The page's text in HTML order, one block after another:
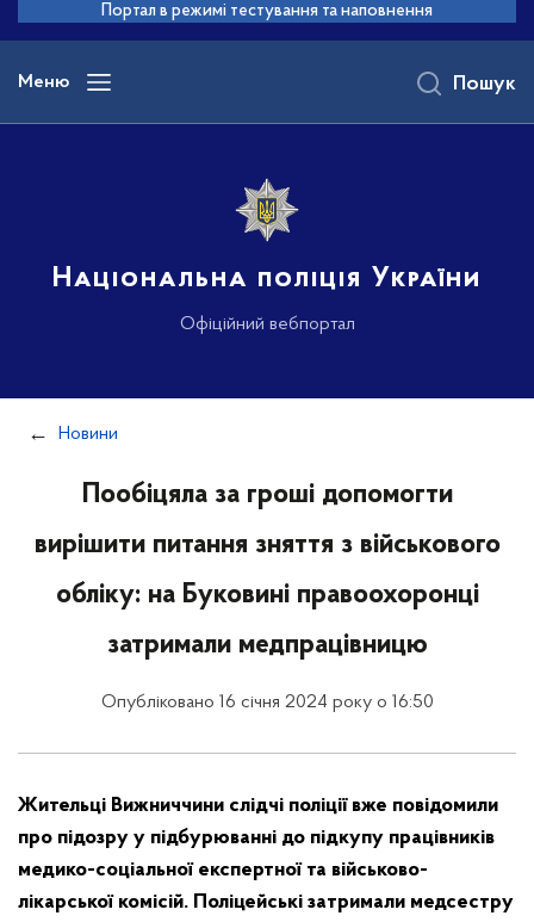
основного
вмісту
Портал в режимі тестування та наповнення
Меню
Національна поліція України
Офіційний вебпортал
Пошук
Новини
Пообіцяла за гроші допомогти
вирішити питання зняття з військового
обліку: на Буковині правоохоронці
затримали медпрацівницю
Опубліковано 16 січня 2024 року о 16:50
Жительці Вижниччини слідчі поліції вже повідомили
про підозру у підбурюванні до підкупу працівників
медико-соціальної експертної та військово-
лікарської комісій. Поліцейські затримали медсестру